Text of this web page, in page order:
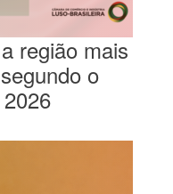
região mais
o